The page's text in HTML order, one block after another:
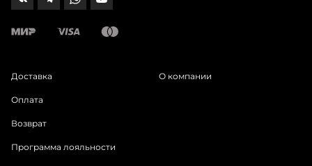
Доставка
Оплата
Возврат
Программа лояльности
О компании